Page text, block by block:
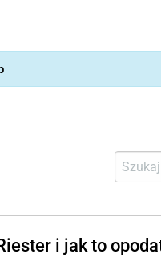
i jak to